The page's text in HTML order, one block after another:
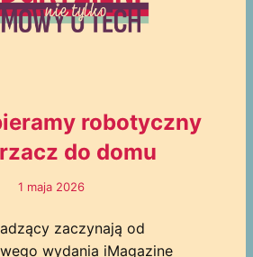
robotyczny
do domu
1 maja 2026
zaczynają od
wydania iMagazine